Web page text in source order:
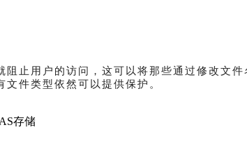
止用户的访问，这可以将那些通过修改文
件类型依然可以提供保护。